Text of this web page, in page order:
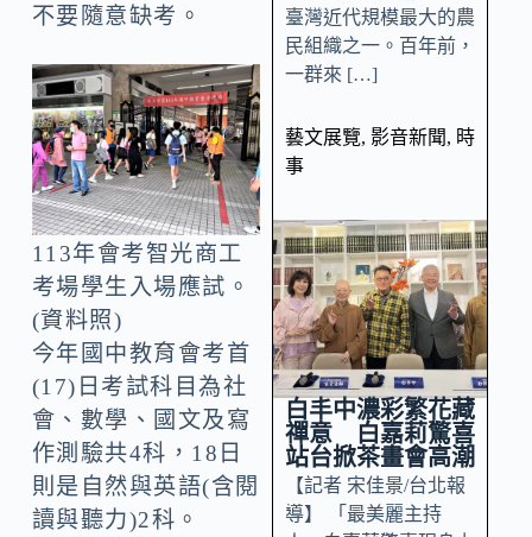
不要隨意缺考。
113年會考智光商工
考場學生入場應試。
(資料照)
今年國中教育會考首
(17)日考試科目為社
會、數學、國文及寫
作測驗共4科，18日
則是自然與英語(含閱
讀與聽力)2科。
臺灣近代規模最大的農
民組織之一。百年前，
一群來 […]
藝文展覽, 影音新聞, 時
事
白丰中濃彩繁花藏
禪意 白嘉莉驚喜
站台掀茶畫會高潮
【記者 宋佳景/台北報
導】 「最美麗主持